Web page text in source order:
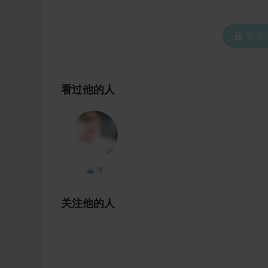
看过他的人
关注他的人